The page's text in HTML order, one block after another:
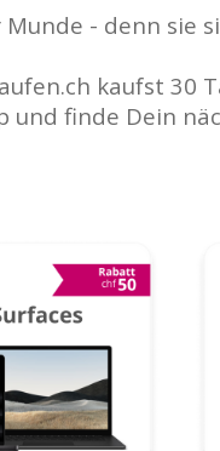
Munde - denn sie
kaufst 30
finde Dein